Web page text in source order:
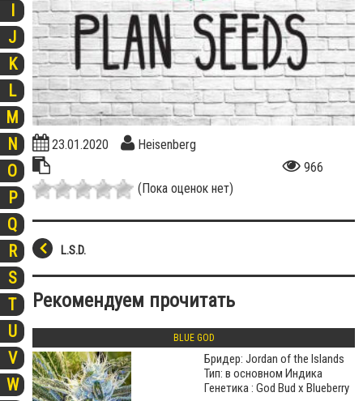
I
J
K
L
M
N
O
P
Q
R
S
T
U
V
W
23.01.2020
Heisenberg
966
(Пока оценок нет)
L.S.D.
Рекомендуем прочитать
BLUE GOD
Бридер: Jordan of the Islands
Тип: в основном Индика
Генетика : God Bud x Blueberry